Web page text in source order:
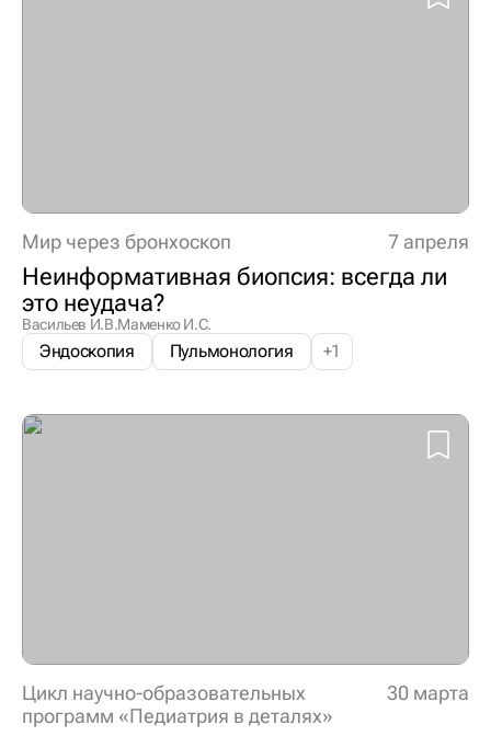
Мир через бронхоскоп 7 апреля
Неинформативная биопсия: всегда ли
это неудача?
Васильев И.В.Маменко И.С.
Эндоскопия Пульмонология +1
Цикл научно-образовательных
программ «Педиатрия в деталях»
30 марта